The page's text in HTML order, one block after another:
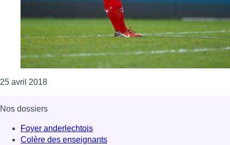
25 avril 2018Consulter l'article "Le parquet bruxellois
Nos dossiers
Foyer anderlechtois
Colère des enseignants